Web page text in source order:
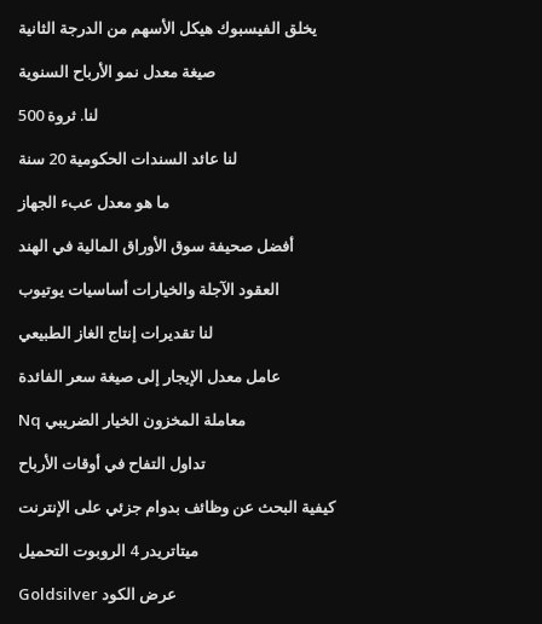
يخلق الفيسبوك هيكل الأسهم من الدرجة الثانية
صيغة معدل نمو الأرباح السنوية
لنا. ثروة 500
لنا عائد السندات الحكومية 20 سنة
ما هو معدل عبء الجهاز
أفضل صحيفة سوق الأوراق المالية في الهند
العقود الآجلة والخيارات أساسيات يوتيوب
لنا تقديرات إنتاج الغاز الطبيعي
عامل معدل الإيجار إلى صيغة سعر الفائدة
Nq معاملة المخزون الخيار الضريبي
تداول التفاح في أوقات الأرباح
كيفية البحث عن وظائف بدوام جزئي على الإنترنت
ميتاتريدر 4 الروبوت التحميل
Goldsilver عرض الكود